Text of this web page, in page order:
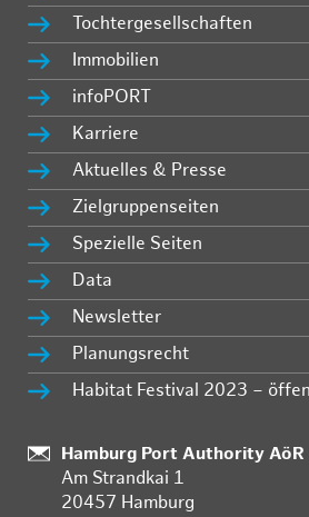
Tochtergesellschaften
Immobilien
infoPORT
Karriere
Aktuelles & Presse
Zielgruppenseiten
Spezielle Seiten
Data
Newsletter
Planungsrecht
Habitat Festival 2023 –
:
Hamburg Port Authority AöR
Am Strandkai 1
20457 Hamburg